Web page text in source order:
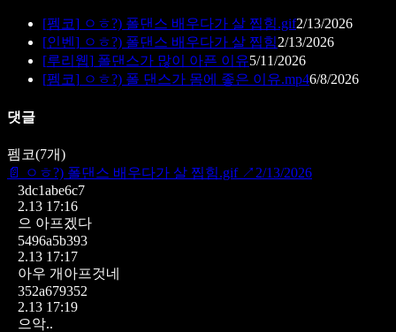
[펨코] ㅇㅎ?) 폴댄스 배우다가 살 찝힘.gif2/13/2026
[인벤 ] ㅇㅎ?) 폴댄스 배우다가 살 찝힘2/13/2026
[루리웹] 폴댄스가 많이 아픈 이유5/11/2026
[펨코] ㅇㅎ?) 폴 댄스가 몸에 좋은 이유.mp46/8/2026
댓글
펨코(7개)
📄
ㅇㅎ?) 폴댄스 배우다가 살 찝힘.gif ↗ 2/13/2026
3dc1abe6c7
2.13 17:16
으 아프겠다
5496a5b393
2.13 17:17
아우 개아프것네
352a679352
2.13 17:19
으악..